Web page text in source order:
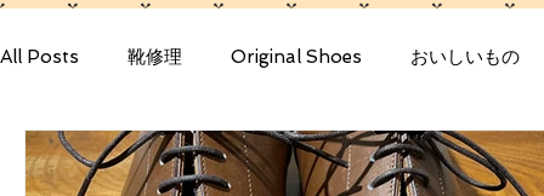
All Posts 靴修理 Original Shoes おいしいもの
きれいなもの Getting Started Your Community